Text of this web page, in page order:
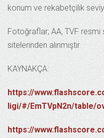
konum ve rekabetçilik
Fotoğraflar; AA, TVF
sitelerinden alınmıştır
KAYNAKÇA:
https://
ligi/#/EmTVpN2n/table/
https://